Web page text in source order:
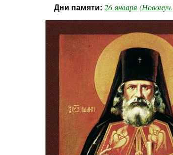
Дни памяти: 26 января